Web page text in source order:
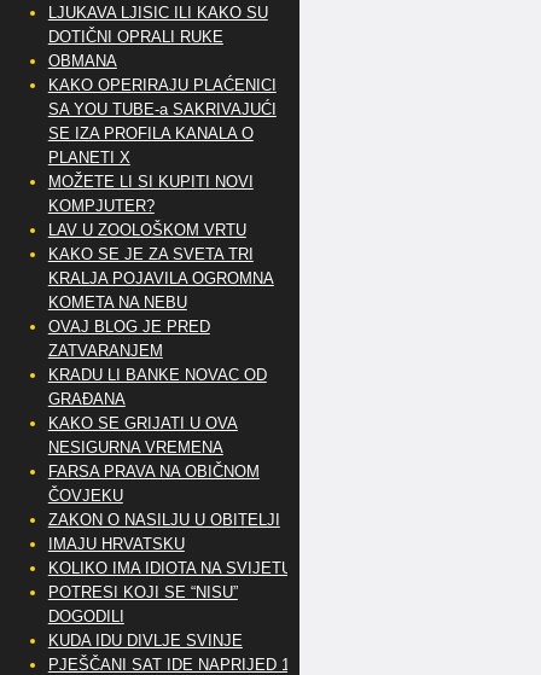
LJUKAVA LJISIC ILI KAKO SU
DOTIČNI OPRALI RUKE
OBMANA
KAKO OPERIRAJU PLAĆENICI
SA YOU TUBE-a SAKRIVAJUĆI
SE IZA PROFILA KANALA O
PLANETI X
MOŽETE LI SI KUPITI NOVI
KOMPJUTER?
LAV U ZOOLOŠKOM VRTU
KAKO SE JE ZA SVETA TRI
KRALJA POJAVILA OGROMNA
KOMETA NA NEBU
OVAJ BLOG JE PRED
ZATVARANJEM
KRADU LI BANKE NOVAC OD
GRAĐANA
KAKO SE GRIJATI U OVA
NESIGURNA VREMENA
FARSA PRAVA NA OBIČNOM
ČOVJEKU
ZAKON O NASILJU U OBITELJI
IMAJU HRVATSKU
KOLIKO IMA IDIOTA NA SVIJETU?
POTRESI KOJI SE “NISU”
DOGODILI
KUDA IDU DIVLJE SVINJE
PJEŠČANI SAT IDE NAPRIJED 10